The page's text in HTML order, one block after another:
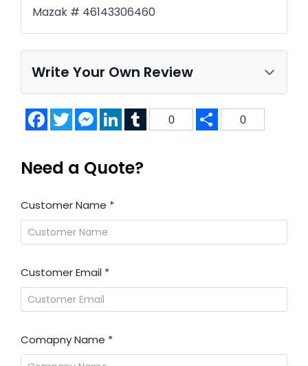
Mazak # 46143306460
Write Your Own Review
FacebookTwitterMessenger
LinkedInTumblr
0 Share
0
Need a Quote?
Customer Name *
Customer Email *
Comapny Name *